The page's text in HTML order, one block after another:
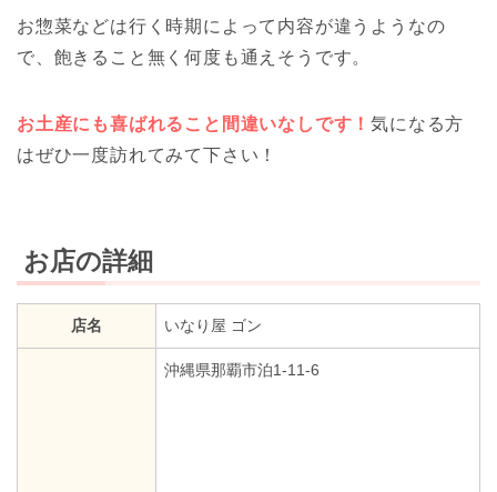
お惣菜などは行く時期によって内容が違うようなの
で、飽きること無く何度も通えそうです。
お土産にも喜ばれること間違いなしです！気になる方
はぜひ一度訪れてみて下さい！
お店の詳細
店名 いなり屋 ゴン
沖縄県那覇市泊1-11-6